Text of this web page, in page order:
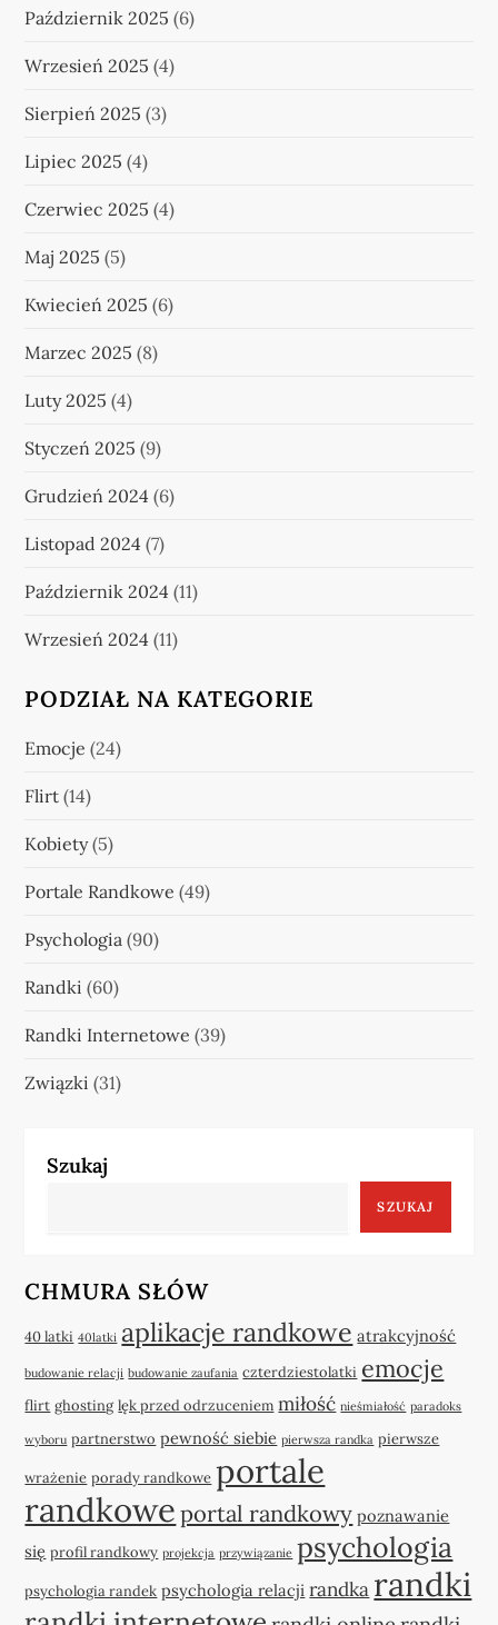
Październik 2025 (6)
Wrzesień 2025 (4)
Sierpień 2025 (3)
Lipiec 2025 (4)
Czerwiec 2025 (4)
Maj 2025 (5)
Kwiecień 2025 (6)
Marzec 2025 (8)
Luty 2025 (4)
Styczeń 2025 (9)
Grudzień 2024 (6)
Listopad 2024 (7)
Październik 2024 (11)
Wrzesień 2024 (11)
PODZIAŁ NA KATEGORIE
Emocje (24)
Flirt (14)
Kobiety(5)
Portale Randkowe (49)
Psychologia (90)
Randki (60)
Randki Internetowe (39)
Związki (31)
Szukaj
SZUKAJ
CHMURA SŁÓW
40 latki 40latki aplikacje randkowe atrakcyjność
budowanie relacji budowanie zaufania czterdziestolatki emocje
flirt ghosting lęk przed odrzuceniem miłość nieśmiałość paradoks
wyboru partnerstwo pewność siebie pierwsza randka pierwsze
wrażenie porady randkowe portale
randkowe portal randkowy poznawanie
się profil randkowy projekcja przywiązanie psychologia
psychologia randek psychologia relacji randka randki